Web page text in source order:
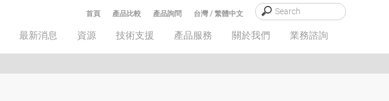
台灣 / 繁體中文
產品詢問
產品比較
首頁
最新消息 資源 技術支援 產品服務 關於我們 業務諮詢